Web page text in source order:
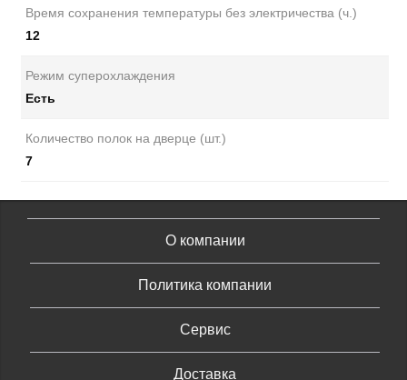
Время сохранения температуры без электричества (ч.)
12
Режим суперохлаждения
Есть
Количество полок на дверце (шт.)
7
О компании
Политика компании
Сервис
Доставка